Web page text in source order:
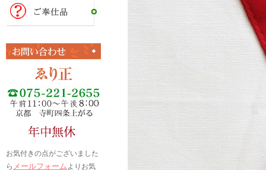
お気付きの点がございました
ら メールフォームよりお気